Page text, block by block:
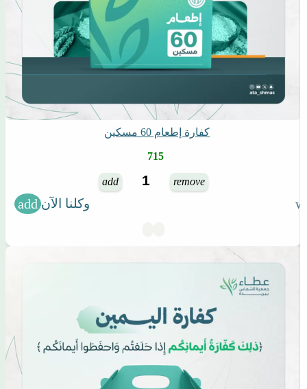
كفارة إطعام 60 مسكين
715
add remove
وكلنا الآن